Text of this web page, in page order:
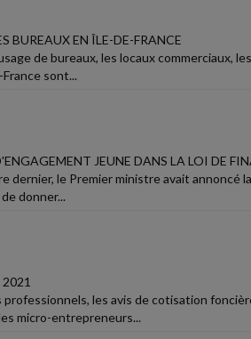
BUREAUX EN ÎLE-DE-FRANCE
de bureaux, les locaux commerciaux,
sont...
JEUNE DANS LA LOI DE
dernier, le Premier ministre avait annoncé
donner...
2021
professionnels, les avis de cotisation
micro-entrepreneurs...